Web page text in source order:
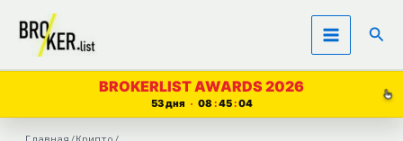
Перейти
содержимому
BROKERLIST AWARDS 2026
53 дня 08 45 03